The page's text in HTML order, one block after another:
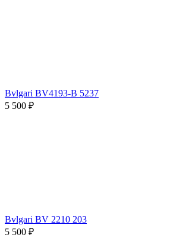
Bvlgari BV4193-B 5237
5 500 ₽
Bvlgari BV 2210 203
5 500 ₽